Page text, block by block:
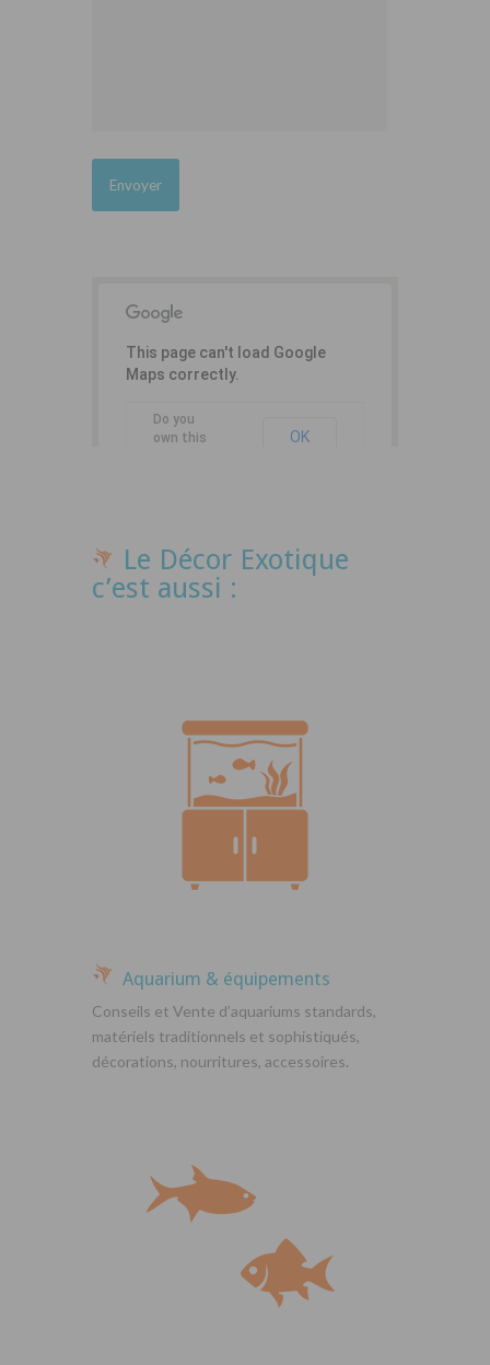
This page can't load Google
Maps correctly.
Do you
own this
OK
Le Décor Exotique
c’est aussi :
Aquarium & équipements
Conseils et Vente d’aquariums standards,
matériels traditionnels et sophistiqués,
décorations, nourritures, accessoires.